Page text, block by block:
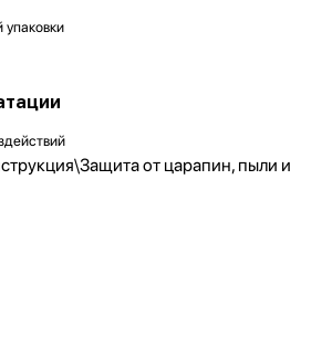
упаковки
от царапин, пыли и